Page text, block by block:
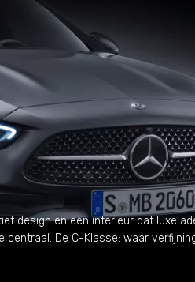
design en een interieur dat luxe
De C-Klasse: waar